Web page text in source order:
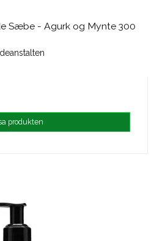
Sæbe - Agurk og Mynte 300
produkten